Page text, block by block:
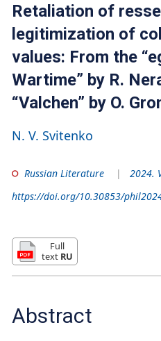
Retaliation of
legitimization of
values: From the
Wartime” by R.
“Valchen” by O.
N. V. Svitenko
Russian Literature
2024.
https://doi.org/10.30853/
Full
text RU
Abstract